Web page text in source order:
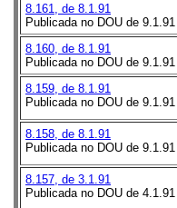
8.161, de 8.1.91
Publicada no DOU de 9.1.91
8.160, de 8.1.91
Publicada no DOU de 9.1.91
8.159, de 8.1.91
Publicada no DOU de 9.1.91
8.158, de 8.1.91
Publicada no DOU de 9.1.91
8.157, de 3.1.91
Publicada no DOU de 4.1.91